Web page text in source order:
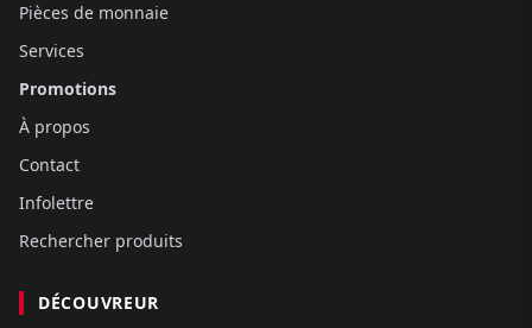
Pièces de monnaie
Services
Promotions
À propos
Contact
Infolettre
Rechercher produits
DÉCOUVREUR